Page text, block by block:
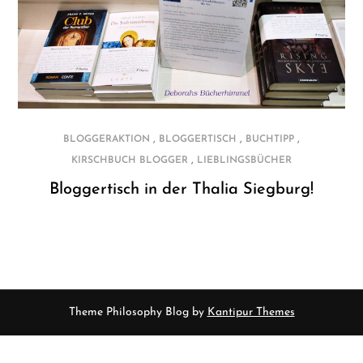
BLOGGERAKTION , BLOGGERTISCH , BUCHTIPP ,
KIRSCHBUCH BLOGGER , LIEBLINGSBÜCHER
Bloggertisch in der Thalia Siegburg!
Theme Philosophy Blog by Kantipur Themes